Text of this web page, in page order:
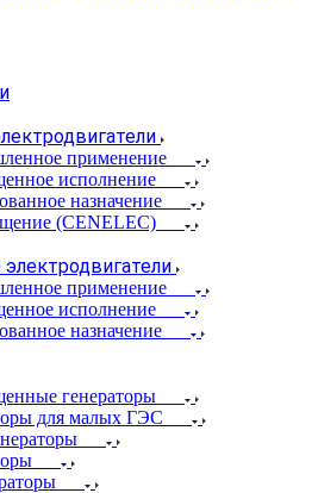
применение
исполнение
назначение
(CENELEC)
применение
исполнение
назначение
генераторы
для малых ГЭС